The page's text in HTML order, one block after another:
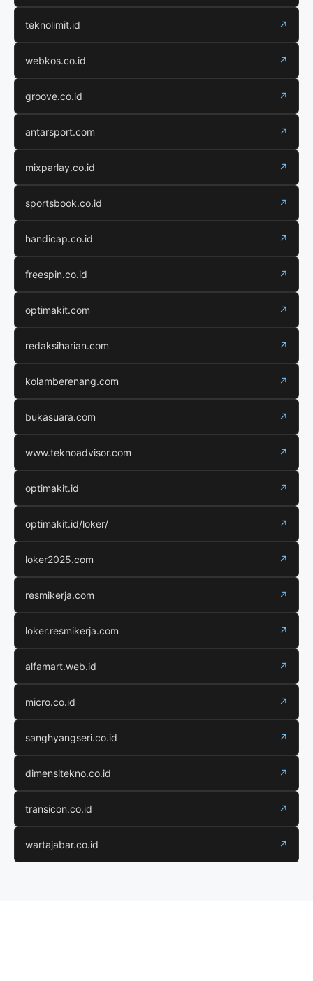
teknolimit.id ↗
webkos.co.id ↗
groove.co.id ↗
antarsport.com ↗
mixparlay.co.id ↗
sportsbook.co.id ↗
handicap.co.id ↗
freespin.co.id ↗
optimakit.com ↗
redaksiharian.com ↗
kolamberenang.com ↗
bukasuara.com ↗
www.teknoadvisor.com ↗
optimakit.id ↗
optimakit.id/loker/ ↗
loker2025.com ↗
resmikerja.com ↗
loker.resmikerja.com ↗
alfamart.web.id ↗
micro.co.id ↗
sanghyangseri.co.id ↗
dimensitekno.co.id ↗
transicon.co.id ↗
wartajabar.co.id ↗